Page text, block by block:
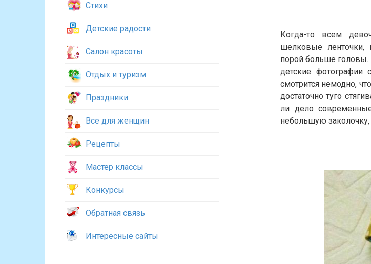
Когда-то всем
шелковые
порой больше
детские фотографии
смотрится немодно,
достаточно туго
ли дело
небольшую заколочку,
Стихи
Детские радости
Салон красоты
Отдых и туризм
Праздники
Все для женщин
Рецепты
Мастер классы
Конкурсы
Обратная связь
Интересные сайты